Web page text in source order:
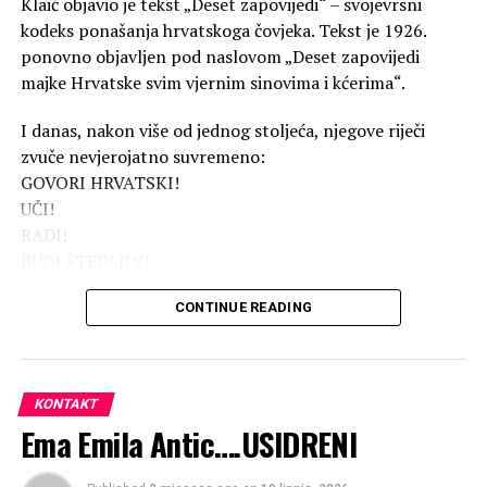
NASA-e.
Mišo nije skrivao oduševljenje kad je čuo da je NASA
službeno prihvatila prijedlog da se njegov hit iz 1987.
godine pusti na Marsu. “Kad zavrte moju pjesmu na
Marsu,bit će to moj najveći glazbeni uspjeh , a onda je
to i najvažniji uspjeh hrvatske glazbe za sva vremena”,
rekao je tada.
kodeks ponašanja hrvatskoga čovjeka. Tekst je 1926.
ponovno objavljen pod naslovom „Deset zapovijedi
majke Hrvatske svim vjernim sinovima i kćerima“.
I danas, nakon više od jednog stoljeća, njegove riječi
zvuče nevjerojatno suvremeno:
GOVORI HRVATSKI!
UČI!
RADI!
BUDI UMJEREN!
LJUBI SVOJU DOMOVINU!
POMAŽI SVOME BRATU HRVATU!
BUDI DOBAR HRVAT I ČESTIT ČOVJEK!
Klaić nije pozivao na mržnju prema drugima. Nije nudio
CONTINUE READING
KONTAKT
Ema Emila Antic….USIDRENI